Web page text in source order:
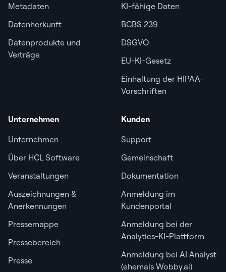
Metadaten
Datenherkunft
Datenprodukte und
Verträge
KI-fähige Daten
BCBS 239
DSGVO
EU-KI-Gesetz
Einhaltung der HIPAA-
Vorschriften
Unternehmen
Unternehmen
Über HCL Software
Veranstaltungen
Auszeichnungen &
Anerkennungen
Pressemappe
Pressebereich
Presse
Kunden
Support
Gemeinschaft
Dokumentation
Anmeldung im
Kundenportal
Anmeldung bei der
Analytics-KI-Plattform
Anmeldung bei AI Analyst
(ehemals Wobby.ai)